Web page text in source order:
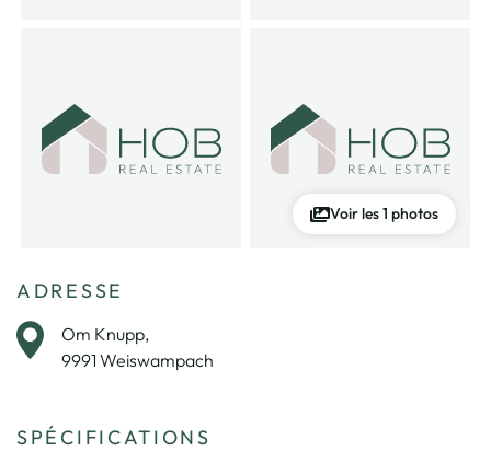
Voir les 1 photos
ADRESSE
Om Knupp,
9991 Weiswampach
SPÉCIFICATIONS